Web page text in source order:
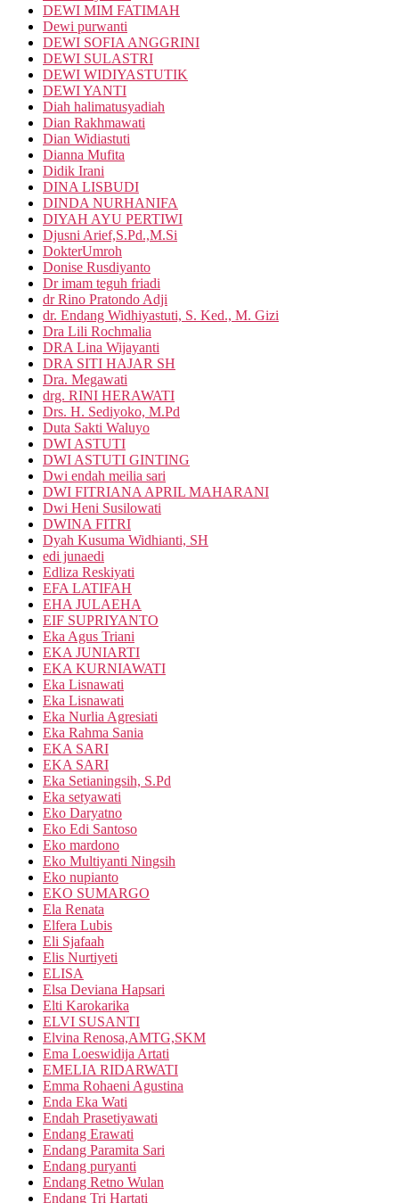
DEWI MIM FATIMAH
Dewi purwanti
DEWI SOFIA ANGGRINI
DEWI SULASTRI
DEWI WIDIYASTUTIK
DEWI YANTI
Diah halimatusyadiah
Dian Rakhmawati
Dian Widiastuti
Dianna Mufita
Didik Irani
DINA LISBUDI
DINDA NURHANIFA
DIYAH AYU PERTIWI
Djusni Arief,S.Pd.,M.Si
DokterUmroh
Donise Rusdiyanto
Dr imam teguh friadi
dr Rino Pratondo Adji
dr. Endang Widhiyastuti, S. Ked., M. Gizi
Dra Lili Rochmalia
DRA Lina Wijayanti
DRA SITI HAJAR SH
Dra. Megawati
drg. RINI HERAWATI
Drs. H. Sediyoko, M.Pd
Duta Sakti Waluyo
DWI ASTUTI
DWI ASTUTI GINTING
Dwi endah meilia sari
DWI FITRIANA APRIL MAHARANI
Dwi Heni Susilowati
DWINA FITRI
Dyah Kusuma Widhianti, SH
edi junaedi
Edliza Reskiyati
EFA LATIFAH
EHA JULAEHA
EIF SUPRIYANTO
Eka Agus Triani
EKA JUNIARTI
EKA KURNIAWATI
Eka Lisnawati
Eka Lisnawati
Eka Nurlia Agresiati
Eka Rahma Sania
EKA SARI
EKA SARI
Eka Setianingsih, S.Pd
Eka setyawati
Eko Daryatno
Eko Edi Santoso
Eko mardono
Eko Multiyanti Ningsih
Eko nupianto
EKO SUMARGO
Ela Renata
Elfera Lubis
Eli Sjafaah
Elis Nurtiyeti
ELISA
Elsa Deviana Hapsari
Elti Karokarika
ELVI SUSANTI
Elvina Renosa,AMTG,SKM
Ema Loeswidija Artati
EMELIA RIDARWATI
Emma Rohaeni Agustina
Enda Eka Wati
Endah Prasetiyawati
Endang Erawati
Endang Paramita Sari
Endang puryanti
Endang Retno Wulan
Endang Tri Hartati